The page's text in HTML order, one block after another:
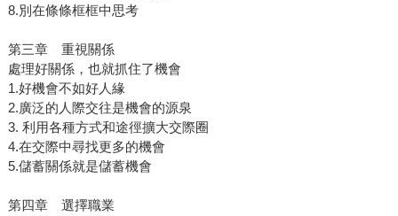
8.別在條條框框中思考
第三章 重視關係
處理好關係，也就抓住了機會
1.好機會不如好人緣
2.廣泛的人際交往是機會的源泉
3. 利用各種方式和途徑擴大交際圈
4.在交際中尋找更多的機會
5.儲蓄關係就是儲蓄機會
第四章 選擇職業